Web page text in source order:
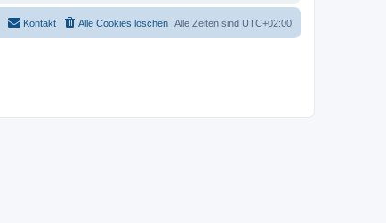
Alle Zeiten sind UTC+02:00
Alle Cookies löschen
Kontakt